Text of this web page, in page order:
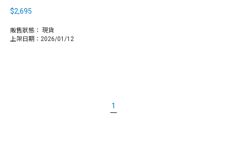
$2,695
販售狀態： 現貨
上架日期：2026/01/12
1